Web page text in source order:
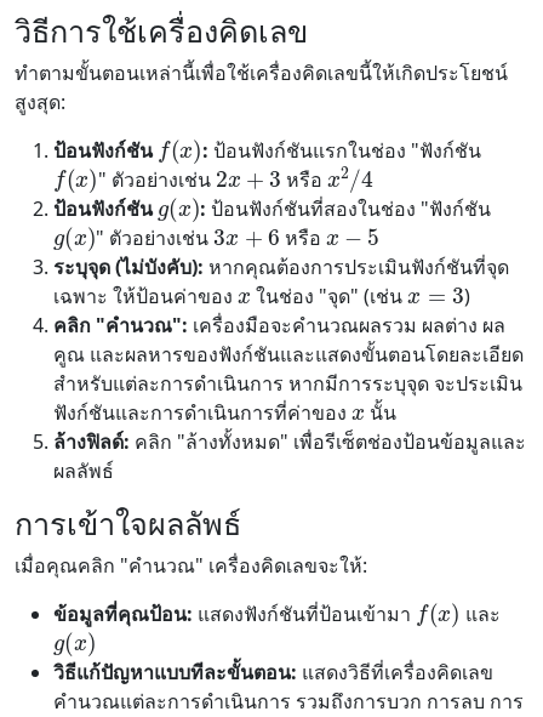
วิธีการใช้เครื่องคิดเลข
ทำตามขั้นตอนเหล่านี้เพื่อใช้เครื่องคิดเลขนี้ให้เกิดประโยชน์
สูงสุด:
ป้อนฟังก์ชัน
: ป้อนฟังก์ชันแรกในช่อง "ฟังก์ชัน
f(x)
" ตัวอย่างเช่น
2x+3
หรือ
x2/4
ป้อนฟังก์ชัน
g(x)
: ป้อนฟังก์ชันที่สองในช่อง "ฟังก์ชัน
g(x)
" ตัวอย่างเช่น
3x+6
หรือ
x−5
ระบุจุด (ไม่บังคับ): หากคุณต้องการประเมินฟังก์ชันที่จุด
เฉพาะ ให้ป้อนค่าของ
x
ในช่อง "จุด" (เช่น
x=3
)
คลิก "คำนวณ": เครื่องมือจะคำนวณผลรวม ผลต่าง ผล
คูณ และผลหารของฟังก์ชันและแสดงขั้นตอนโดยละเอียด
สำหรับแต่ละการดำเนินการ หากมีการระบุจุด จะประเมิน
ฟังก์ชันและการดำเนินการที่ค่าของ
x
นั้น
ล้างฟิลด์: คลิก "ล้างทั้งหมด" เพื่อรีเซ็ตช่องป้อนข้อมูลและ
ผลลัพธ์
การเข้าใจผลลัพธ์
เมื่อคุณคลิก "คำนวณ" เครื่องคิดเลขจะให้:
ข้อมูลที่คุณป้อน: แสดงฟังก์ชันที่ป้อนเข้ามา และ
g(x)
วิธีแก้ปัญหาแบบทีละขั้นตอน: แสดงวิธีที่เครื่องคิดเลข
คำนวณแต่ละการดำเนินการ รวมถึงการบวก การลบ การ